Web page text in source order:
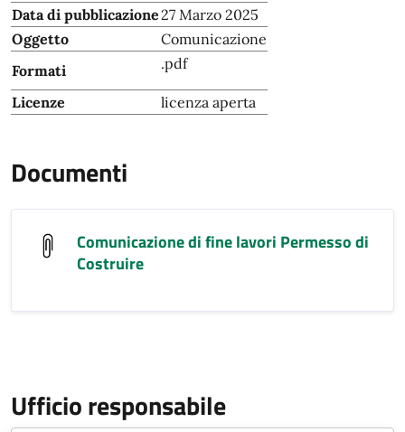
Data di pubblicazione27 Marzo 2025
Oggetto
Comunicazione
Formati
.pdf
Licenze licenza aperta
Documenti
Comunicazione di fine lavori Permesso di
Costruire
Ufficio responsabile